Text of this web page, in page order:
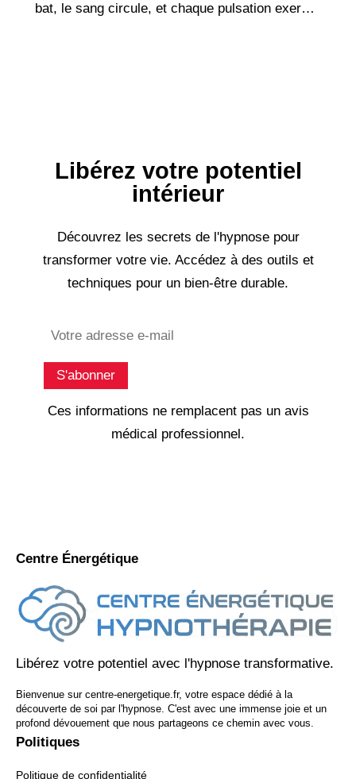
bat, le sang circule, et chaque pulsation exerce
Libérez votre potentiel
intérieur
Découvrez les secrets de l'hypnose pour
transformer votre vie. Accédez à des outils et
techniques pour un bien-être durable.
S'abonner
Ces informations ne remplacent pas un avis
médical professionnel.
Centre Énergétique
Libérez votre potentiel avec l'hypnose transformative.
Bienvenue sur centre-energetique.fr, votre espace dédié à la
découverte de soi par l'hypnose. C'est avec une immense joie et un
profond dévouement que nous partageons ce chemin avec vous.
Politiques
Politique de confidentialité